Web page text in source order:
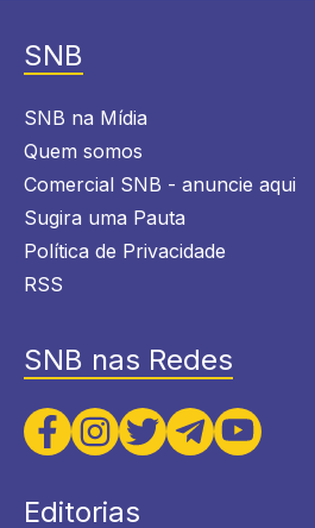
SNB
SNB na Mídia
Quem somos
Comercial SNB - anuncie aqui
Sugira uma Pauta
Política de Privacidade
RSS
SNB nas Redes
Editorias